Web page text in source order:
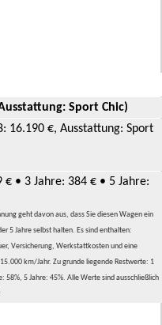
Sport Chic)
16.190 €, Ausstattung: Sport
€ • 3 Jahre: 384 € • 5 Jahre:
geht davon aus, dass Sie diesen Wagen ein
5 Jahre selbst halten. Es sind enthalten:
Versicherung, Werkstattkosten und eine
km/Jahr. Zu grunde liegende Restwerte: 1
58%, 5 Jahre: 45%. Alle Werte sind ausschließlich